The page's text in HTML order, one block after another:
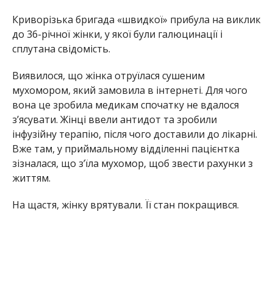
Криворізька бригада «швидкої» прибула на виклик
до 36-річної жінки, у якої були галюцинації і
сплутана свідомість.
Виявилося, що жінка отруїлася сушеним
мухомором, який замовила в інтернеті. Для чого
вона це зробила медикам спочатку не вдалося
зʼясувати. Жінці ввели антидот та зробили
інфузійну терапію, після чого доставили до лікарні.
Вже там, у приймальному відділенні пацієнтка
зізналася, що зʼїла мухомор, щоб звести рахунки з
життям.
На щастя, жінку врятували. Її стан покращився.